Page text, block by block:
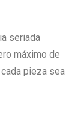
seriada
máximo de
pieza sea